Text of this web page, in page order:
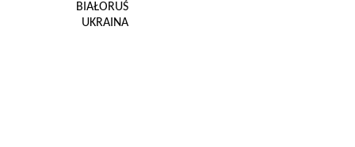
BIAŁORUŚ
UKRAINA